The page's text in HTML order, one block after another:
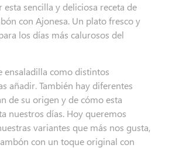
sencilla y deliciosa receta de
con Ajonesa. Un plato fresco y
los días más calurosos del
ensaladilla como distintos
añadir. También hay diferentes
de su origen y de cómo esta
nuestros días. Hoy queremos
variantes que más nos gusta,
con un toque original con